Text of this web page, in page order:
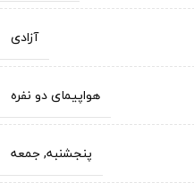
آزادی
هواپیمای دو نفره
پنجشنبه,جمعه